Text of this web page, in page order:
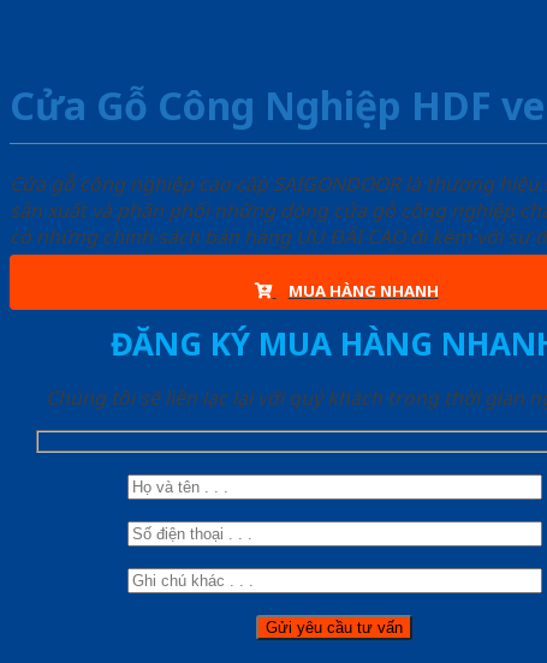
Cửa Gỗ Công Nghiệp HDF
Cửa gỗ công nghiệp cao cấp SAIGONDOOR là thương
sản xuất và phân phối những dòng cửa gỗ công nghiệp
có những chính sách bán hàng ƯU ĐÃI CAO đi kèm với
MUA HÀNG NHANH
ĐĂNG KÝ MUA HÀNG
Chúng tôi sẽ liên lạc lại với quý khách trong thời gian